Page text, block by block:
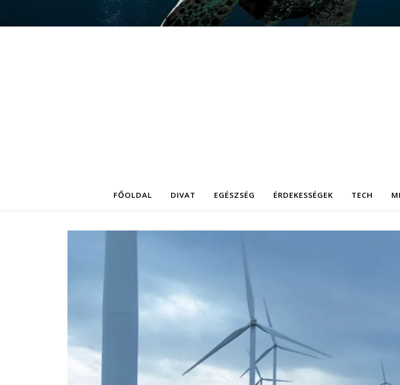
FŐOLDAL DIVAT EGÉSZSÉG ÉRDEKESSÉGEK TECH